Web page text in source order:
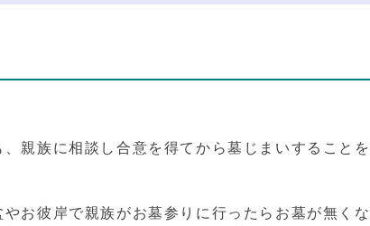
親族に相談し合意を得てから墓じまいすることを
お彼岸で親族がお墓参りに行ったら お墓が無くな